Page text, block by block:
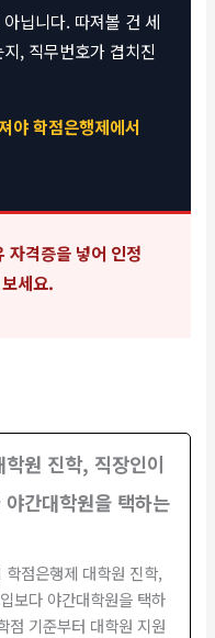
닙니다. 따져볼 건 세
, 직무번호가 겹치진
야 학점은행제에서
자격증을 넣어 인정
세요.
원 진학, 직장인이
간대학원을 택하는
점은행제 대학원 진학,
보다 야간대학원을 택하
점 기준부터 대학원 지원